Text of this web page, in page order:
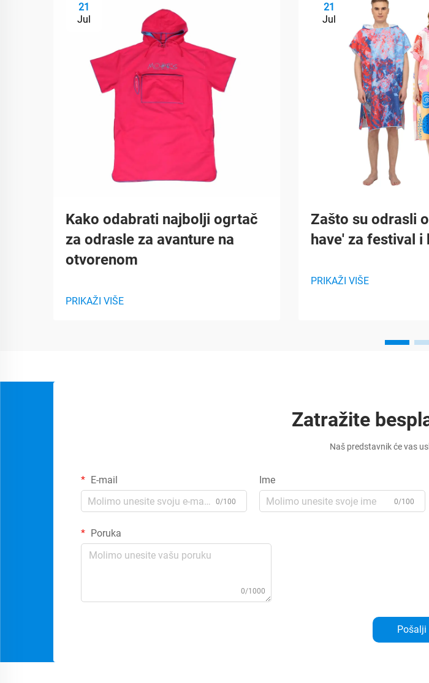
21
Jul
Kako odabrati najbolji ogrtač
za odrasle za avanture na
otvorenom
PRIKAŽI VIŠE
21
Jul
Zašto su odrasli
have' za festival
PRIKAŽI VIŠE
Zatražite
Naš predstavnik će vas
E-mail
0/100
Ime
0/100
Poruka
0/1000
Pošalji